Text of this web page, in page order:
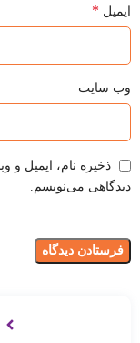
ایمیل *
وب‌ سایت
ذخیره نام، ایمیل و
دیدگاهی می‌نویسم.